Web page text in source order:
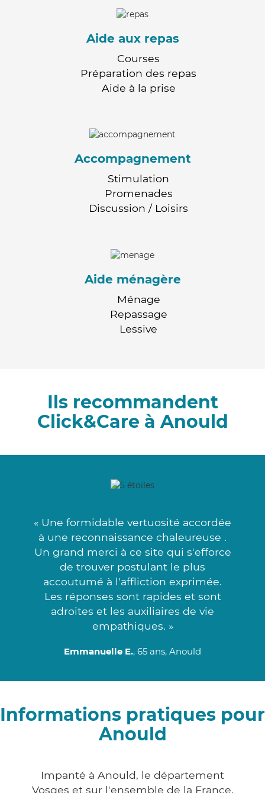
Aide aux repas
Courses
Préparation des repas
Aide à la prise
Accompagnement
Stimulation
Promenades
Discussion / Loisirs
Aide ménagère
Ménage
Repassage
Lessive
Ils recommandent
Click&Care à Anould
« Une formidable vertuosité accordée
à une reconnaissance chaleureuse .
Un grand merci à ce site qui s'efforce
de trouver postulant le plus
accoutumé à l'affliction exprimée.
Les réponses sont rapides et sont
adroites et les auxiliaires de vie
empathiques. »
Emmanuelle E., 65 ans, Anould
Informations pratiques pour
Anould
Impanté à Anould, le département
Vosges et sur l'ensemble de la France,